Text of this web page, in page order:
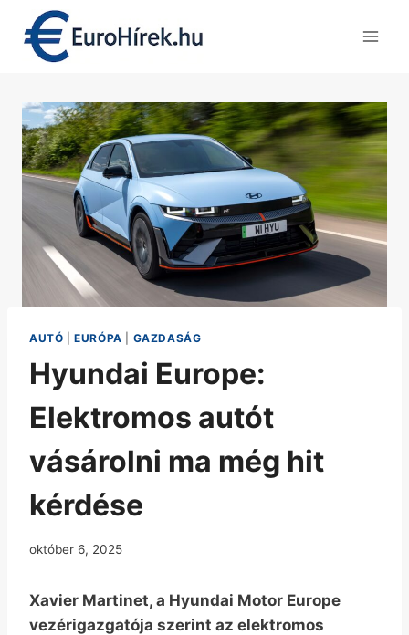
content
AUTÓ |EURÓPA GAZDASÁG
Hyundai Europe:
Elektromos autót
vásárolni ma még hit
kérdése
október 6, 2025
Xavier Martinet, a Hyundai Motor Europe
vezérigazgatója szerint az elektromos